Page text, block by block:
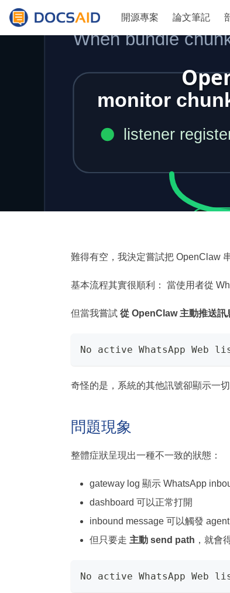
開源專案 論文筆記
難得有空，我決定嘗試把 OpenClaw
基本流程其實很順利： 當使用者從
但當我嘗試 從 OpenClaw 主動推送
No active WhatsApp Web
奇怪的是，系統的其他訊號卻顯示一切
問題現象
整體症狀呈現出一種不一致的狀態：
gateway log 顯示 WhatsApp
dashboard 可以正常打開
inbound message 可以觸發
但只要走 主動 send path ，就會
No active WhatsApp Web